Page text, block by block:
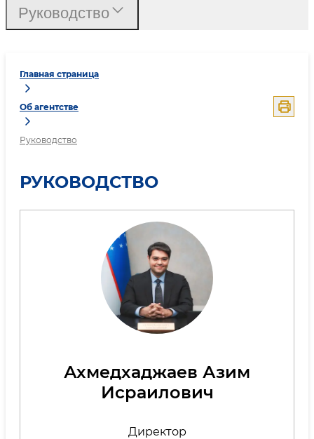
Главная страница
Об агентстве
Руководство
РУКОВОДСТВО
Ахмедхаджаев Азим
Исраилович
Директор
Руководство